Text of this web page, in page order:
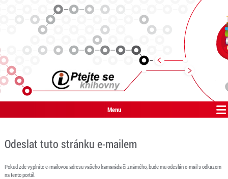
Menu
Odeslat tuto stránku e-mailem
Pokud zde vyplníte e-mailovou adresu vašeho kamaráda či známého, bude mu odeslán e-mail s odkazem
na tento portál.